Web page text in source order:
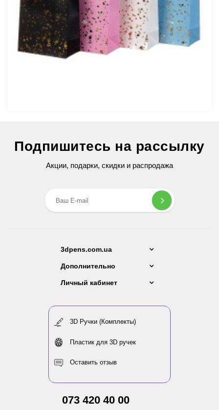
89 грн
Подпишитесь на рассылку
Акции, подарки, скидки и распродажа
3dpens.com.ua
Дополнительно
Личный кабинет
3D Ручки (Комплекты)
Пластик для 3D ручек
Оставить отзыв
073 420 40 00